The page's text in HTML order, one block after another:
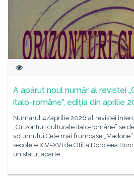
A apărut noul număr al revistei
italo-române”, ediția din aprilie
Numărul 4/aprilie 2026 al revistei
„Orizonturi culturale italo-române” se
volumului Cele mai frumoase
secolele XIV–XVI de Otilia Doroteea
un statut aparte